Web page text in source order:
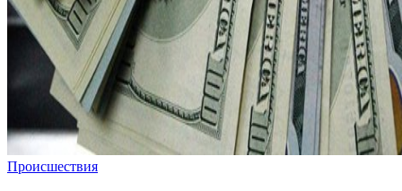
Происшествия